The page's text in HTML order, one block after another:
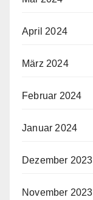
April 2024
März 2024
Februar 2024
Januar 2024
Dezember 2023
November 2023